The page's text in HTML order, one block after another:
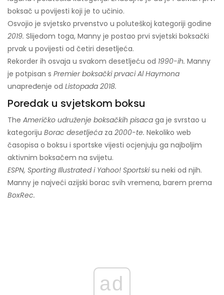
boksač u povijesti koji je to učinio.
Osvojio je svjetsko prvenstvo u poluteškoj kategoriji godine
2019. Slijedom toga, Manny je postao prvi svjetski boksački
prvak u povijesti od četiri desetljeća.
Rekorder ih osvaja u svakom desetljeću od 1990-ih. Manny
je potpisan s Premier boksački prvaci Al Haymona
unapređenje od Listopada 2018.
Poredak u svjetskom boksu
The Američko udruženje boksačkih pisaca ga je svrstao u
kategoriju Borac desetljeća za 2000-te. Nekoliko web
časopisa o boksu i sportske vijesti ocjenjuju ga najboljim
aktivnim boksačem na svijetu.
ESPN, Sporting Illustrated i Yahoo! Sportskisu neki od njih.
Manny je najveći azijski borac svih vremena, barem prema
BoxRec.
ad